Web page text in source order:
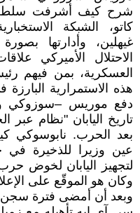
شرح كيف أشرفت سلطة
كاتو، الشبكة
غيهلين، وأدارتها
الاحتلال الأميركي
العسكرية، بمن فيهم
هذه الاستمرارية
دفع موريس –سوزوكي
تاريخ اليابان "نظام
بعد الحرب. نابوسوكي
لتجهيز اليابان لخوض
وكان هو الموقّع على
وبعد أن أمضى فترة